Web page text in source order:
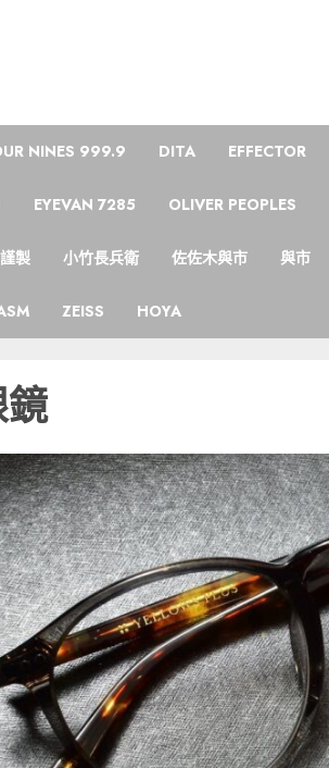
NINES 999.9 DITA EFFECTOR
EYEVAN 7285 OLIVER PEOPLES
製 小竹長兵衛 佐佐木與市 與市
ZEISS HOYA